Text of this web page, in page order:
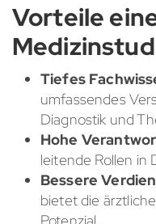
Vorteile
Tiefes
umfassendes
Diagnostik und
Hohe
leitende Rollen in
Bessere
bietet die